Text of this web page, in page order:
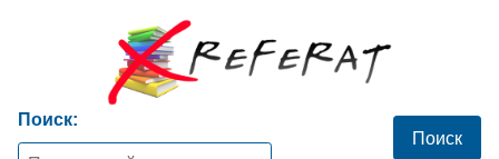
Поиск: